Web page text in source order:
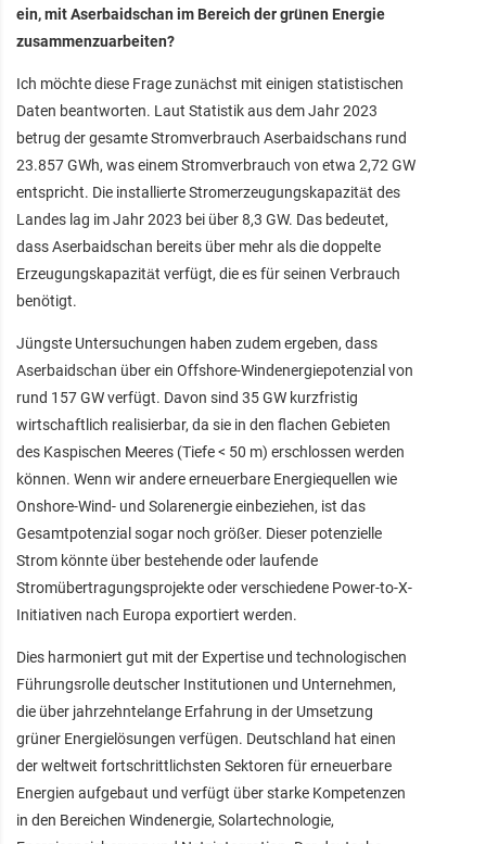
ein, mit Aserbaidschan im Bereich der grünen Energie
zusammenzuarbeiten?
Ich möchte diese Frage zunächst mit einigen statistischen
Daten beantworten. Laut Statistik aus dem Jahr 2023
betrug der gesamte Stromverbrauch Aserbaidschans rund
23.857 GWh, was einem Stromverbrauch von etwa 2,72 GW
entspricht. Die installierte Stromerzeugungskapazität des
Landes lag im Jahr 2023 bei über 8,3 GW. Das bedeutet,
dass Aserbaidschan bereits über mehr als die doppelte
Erzeugungskapazität verfügt, die es für seinen Verbrauch
benötigt.
Jüngste Untersuchungen haben zudem ergeben, dass
Aserbaidschan über ein Offshore-Windenergiepotenzial von
rund 157 GW verfügt. Davon sind 35 GW kurzfristig
wirtschaftlich realisierbar, da sie in den flachen Gebieten
des Kaspischen Meeres (Tiefe < 50 m) erschlossen werden
können. Wenn wir andere erneuerbare Energiequellen wie
Onshore-Wind- und Solarenergie einbeziehen, ist das
Gesamtpotenzial sogar noch größer. Dieser potenzielle
Strom könnte über bestehende oder laufende
Stromübertragungsprojekte oder verschiedene Power-to-X-
Initiativen nach Europa exportiert werden.
Dies harmoniert gut mit der Expertise und technologischen
Führungsrolle deutscher Institutionen und Unternehmen,
die über jahrzehntelange Erfahrung in der Umsetzung
grüner Energielösungen verfügen. Deutschland hat einen
der weltweit fortschrittlichsten Sektoren für erneuerbare
Energien aufgebaut und verfügt über starke Kompetenzen
in den Bereichen Windenergie, Solartechnologie,